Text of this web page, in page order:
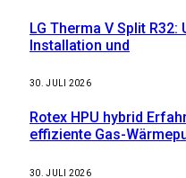
LG Therma V Split
Installation und
30. JULI 2026
Rotex HPU hybrid
effiziente Gas-
30. JULI 2026